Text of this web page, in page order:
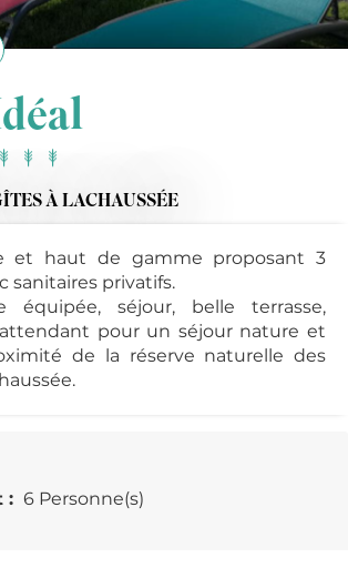
À LACHAUSSÉE
et haut de gamme proposant 3
sanitaires privatifs.
équipée, séjour, belle terrasse,
attendant pour un séjour nature et
de la réserve naturelle des
: 6 Personne(s)